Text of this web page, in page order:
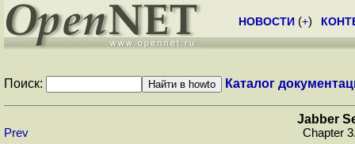
НОВОСТИ (+)
Поиск: Каталог
Jabber
Prev Chapter